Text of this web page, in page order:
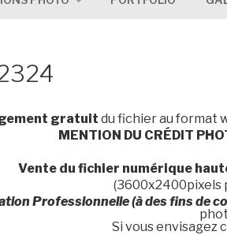
gratuit du fichier au format
MENTION DU CRÉDIT
Vente du fichier numérique
(3600x2400pixels
Professionnelle (à des fins de
Si vous envisagez